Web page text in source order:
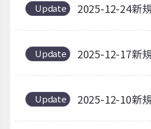
Update 2025-12-24新
Update 2025-12-17新
Update 2025-12-10新